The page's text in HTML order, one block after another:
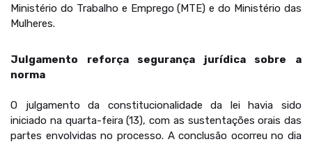
Ministério do Trabalho e Emprego (MTE) e do Ministério das
Mulheres.
Julgamento reforça segurança jurídica sobre a
norma
O julgamento da constitucionalidade da lei havia sido
iniciado na quarta-feira (13), com as sustentações orais das
partes envolvidas no processo. A conclusão ocorreu no dia